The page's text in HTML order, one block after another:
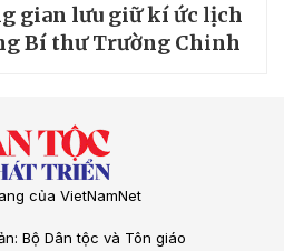
gian lưu giữ kí ức lịch
Bí thư Trường Chinh
của VietNamNet
Bộ Dân tộc và Tôn giáo